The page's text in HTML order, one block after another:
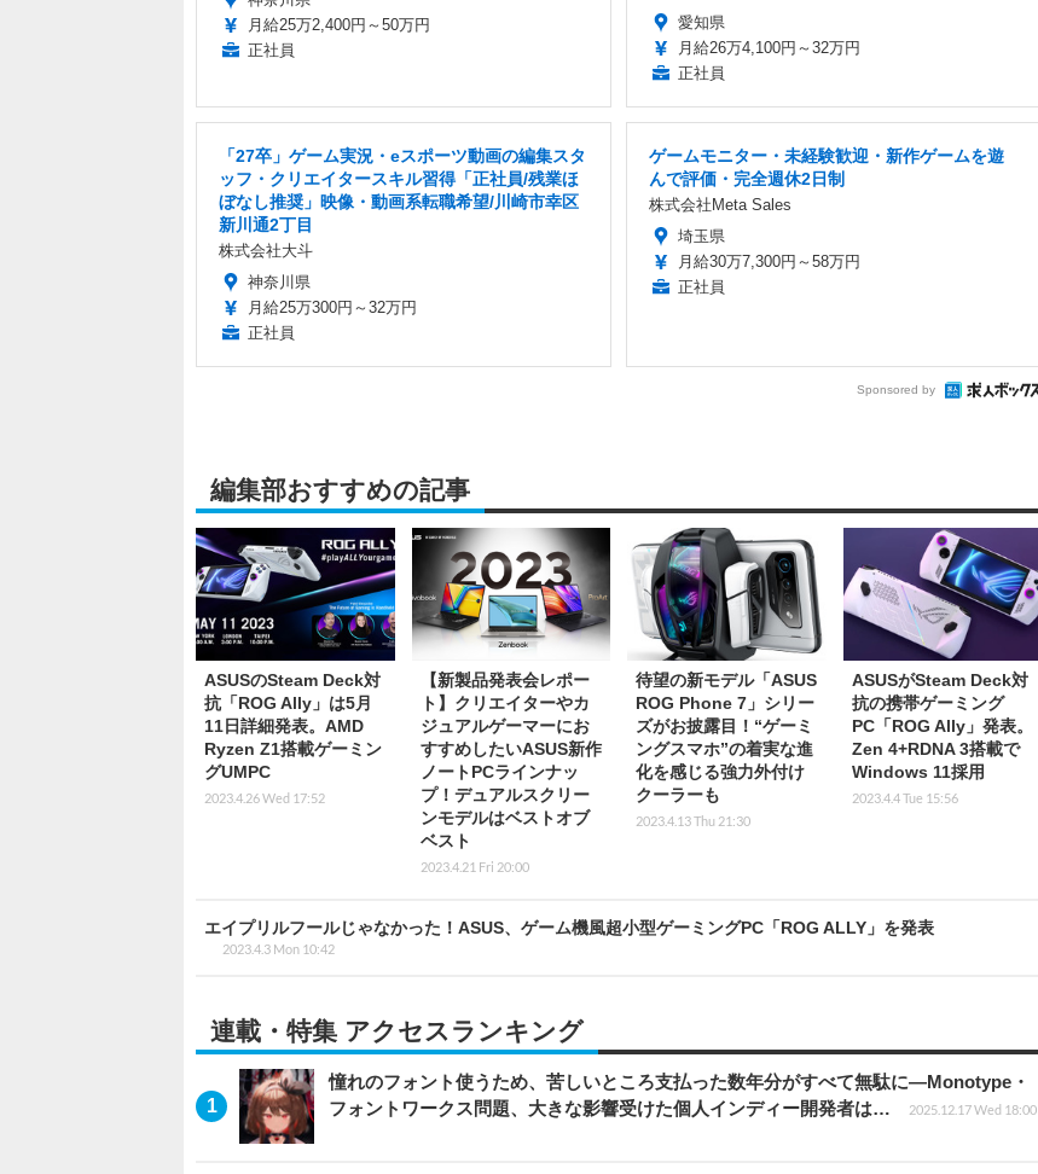
月給25万2,400円～50万円
正社員
愛知県
月給26万4,100円～32万円
正社員
「27卒」ゲーム実況・eスポーツ動画の編集スタ
ッフ・クリエイタースキル習得「正社員/残業ほ
ぼなし推奨」映像・動画系転職希望/川崎市幸区
新川通2丁目
株式会社大斗
神奈川県
月給25万300円～32万円
正社員
ゲームモニター・未経験歓迎・新作ゲームを遊
んで評価・完全週休2日制
株式会社Meta Sales
埼玉県
月給30万7,300円～58万円
正社員
Sponsored by
編集部おすすめの記事
ASUSのSteam Deck対
抗「ROG Ally」は5月
11日詳細発表。AMD
Ryzen Z1搭載ゲーミン
グUMPC
2023.4.26 Wed 17:52
【新製品発表会レポー
ト】クリエイターやカ
ジュアルゲーマーにお
すすめしたいASUS新作
ノートPCラインナッ
プ！デュアルスクリー
ンモデルはベストオブ
ベスト
2023.4.21 Fri 20:00
待望の新モデル「ASUS
ROG Phone 7」シリー
ズがお披露目！“ゲーミ
ングスマホ”の着実な進
化を感じる強力外付け
クーラーも
2023.4.13 Thu 21:30
ASUSがSteam Deck対
抗の携帯ゲーミング
PC「ROG Ally」発表。
Zen 4+RDNA 3搭載で
Windows 11採用
2023.4.4 Tue 15:56
エイプリルフールじゃなかった！ASUS、ゲーム機風超小型ゲーミングPC「ROG ALLY」を発表
2023.4.3 Mon 10:42
連載・特集 アクセスランキング
憧れのフォント使うため、苦しいところ支払った数年分がすべて無駄に―Monotype・
フォントワークス問題、大きな影響受けた個人インディー開発者は…
2025.12.17 Wed 18:00